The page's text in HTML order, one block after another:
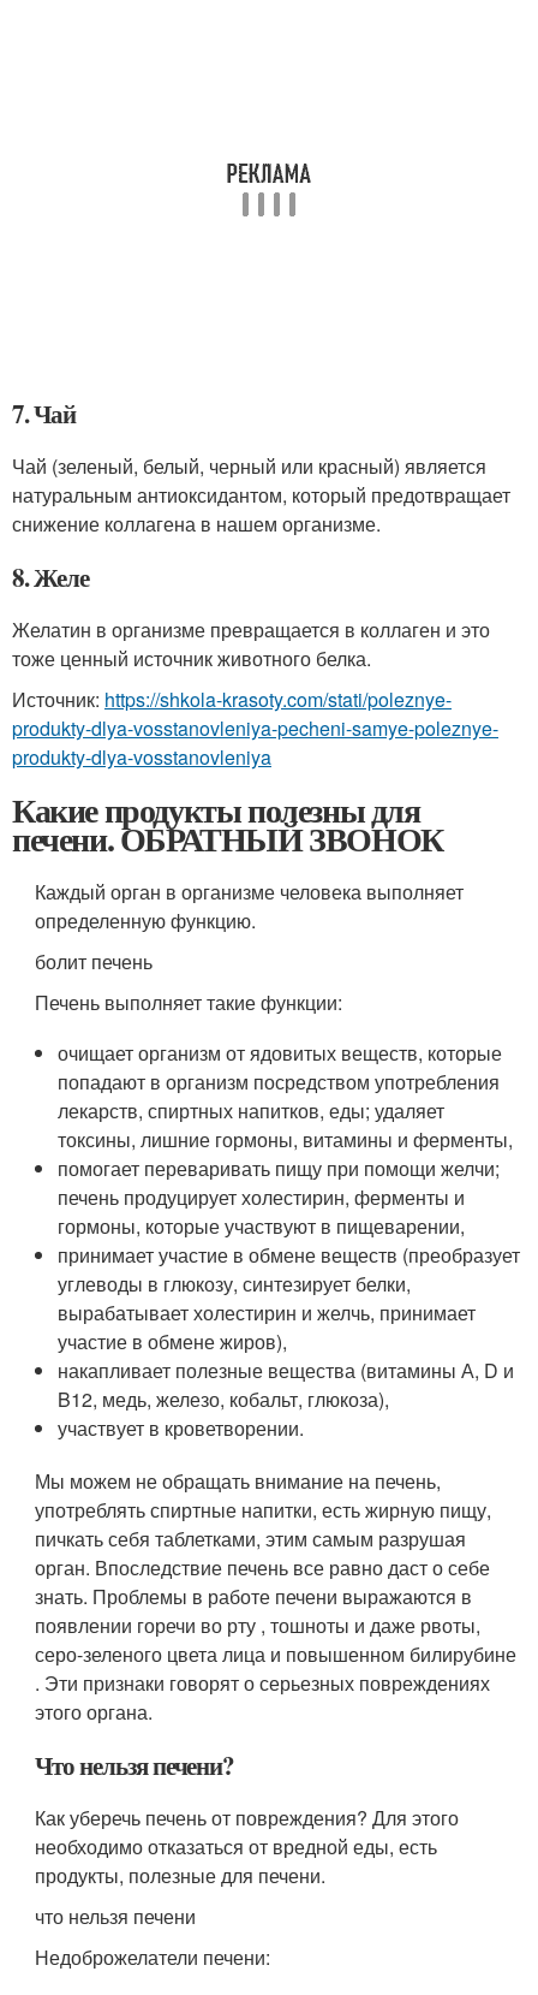
7. Чай
Чай (зеленый, белый, черный или красный) является
натуральным антиоксидантом, который предотвращает
снижение коллагена в нашем организме.
8. Желе
Желатин в организме превращается в коллаген и это
тоже ценный источник животного белка.
Источник: https://shkola-krasoty.com/stati/poleznye-
produkty-dlya-vosstanovleniya-pecheni-samye-poleznye-
produkty-dlya-vosstanovleniya
Какие продукты полезны для
печени. ОБРАТНЫЙ ЗВОНОК
Каждый орган в организме человека выполняет
определенную функцию.
болит печень
Печень выполняет такие функции:
очищает организм от ядовитых веществ, которые
попадают в организм посредством употребления
лекарств, спиртных напитков, еды; удаляет
токсины, лишние гормоны, витамины и ферменты,
помогает переваривать пищу при помощи желчи;
печень продуцирует холестирин, ферменты и
гормоны, которые участвуют в пищеварении,
принимает участие в обмене веществ (преобразует
углеводы в глюкозу, синтезирует белки,
вырабатывает холестирин и желчь, принимает
участие в обмене жиров),
накапливает полезные вещества (витамины А, D и
B12, медь, железо, кобальт, глюкоза),
участвует в кроветворении.
Мы можем не обращать внимание на печень,
употреблять спиртные напитки, есть жирную пищу,
пичкать себя таблетками, этим самым разрушая
орган. Впоследствие печень все равно даст о себе
знать. Проблемы в работе печени выражаются в
появлении горечи во рту , тошноты и даже рвоты,
серо-зеленого цвета лица и повышенном билирубине
. Эти признаки говорят о серьезных повреждениях
этого органа.
Что нельзя печени?
Как уберечь печень от повреждения? Для этого
необходимо отказаться от вредной еды, есть
продукты, полезные для печени.
что нельзя печени
Недоброжелатели печени: